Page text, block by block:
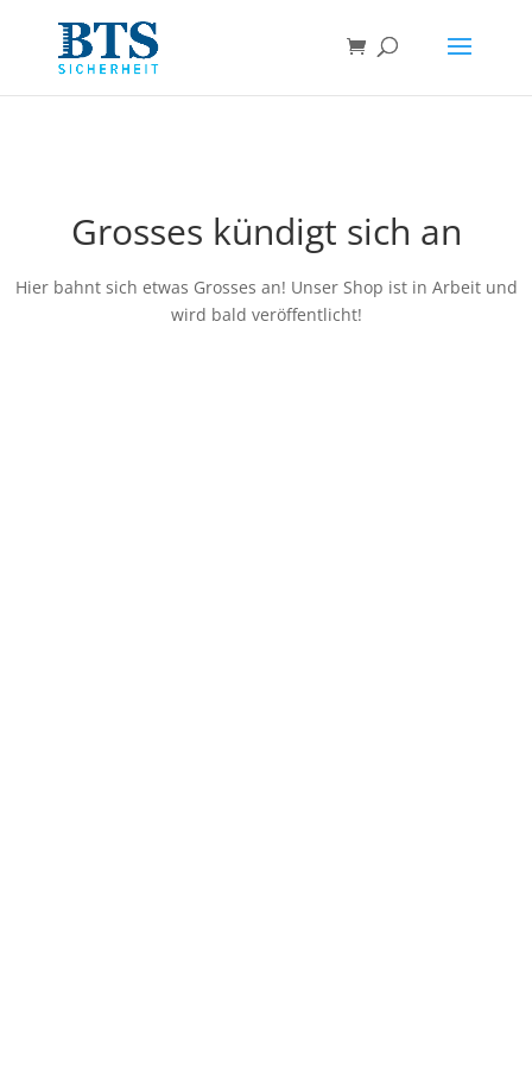
Grosses kündigt sich an
Hier bahnt sich etwas Grosses an! Unser Shop ist in Arbeit und
wird bald veröffentlicht!